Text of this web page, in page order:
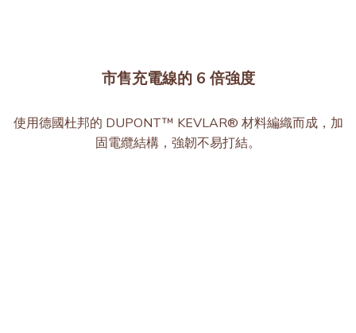
市售充電線的 6 倍強度
使用德國杜邦的 DUPONT™ KEVLAR® 材料編織而成，加
固電纜結構，強韌不易打結。